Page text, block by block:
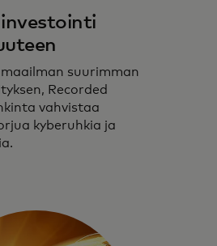
suurimman
Recorded
vahvistaa
kyberuhkia ja